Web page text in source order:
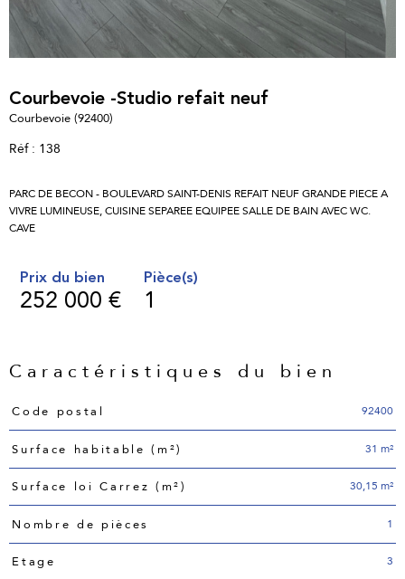
Courbevoie -Studio refait neuf
Courbevoie (92400)
Réf : 138
PARC DE BECON - BOULEVARD SAINT-DENIS REFAIT NEUF GRANDE PIECE A
VIVRE LUMINEUSE, CUISINE SEPAREE EQUIPEE SALLE DE BAIN AVEC WC.
Prix du bien
252 000 €
Pièce(s)
1
Caractéristiques du bien
Caractéristiques Valeurs
Code postal 92400
Surface habitable (m²) 31 m²
Surface loi Carrez (m²) 30,15 m²
Nombre de pièces 1
Etage 3